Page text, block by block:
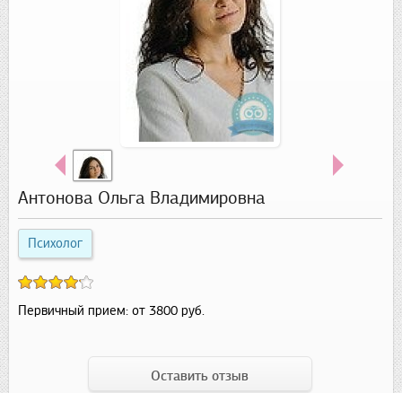
Антонова Ольга Владимировна
Психолог
Первичный прием: от 3800 руб.
Оставить отзыв